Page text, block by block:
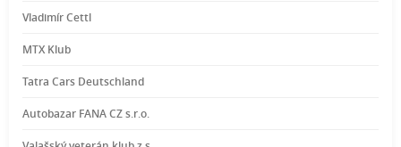
Vladimír Cettl
MTX Klub
Tatra Cars Deutschland
Autobazar FANA CZ s.r.o.